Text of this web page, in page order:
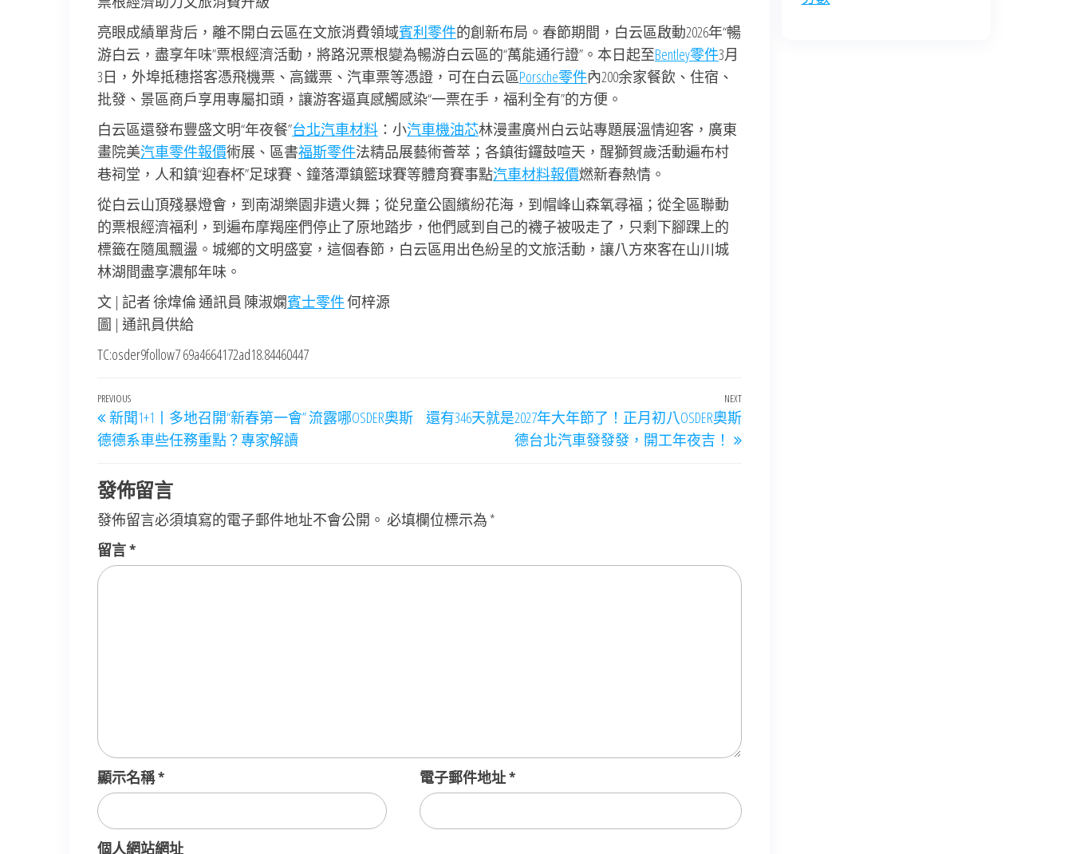
亮眼成績單背后，離不開白云區在文旅消費領域賓利零件的創新布局。春節期間，白云區啟動2026年“暢
游白云，盡享年味”票根經濟活動，將路況票根變為暢游白云區的“萬能通行證”。本日起至Bentley零件3月
3日，外埠抵穗搭客憑飛機票、高鐵票、汽車票等憑證，可在白云區Porsche零件內200余家餐飲、住宿、
批發、景區商戶享用專屬扣頭，讓游客逼真感觸感染“一票在手，福利全有”的方便。
白云區還發布豐盛文明“年夜餐”台北汽車材料 ：小汽車機油芯林漫畫廣州白云站專題展溫情迎客，廣東
畫院美汽車零件報價術展、區書福斯零件法精品展藝術薈萃；各鎮街鑼鼓喧天，醒獅賀歲活動遍布村
巷祠堂，人和鎮“迎春杯”足球賽、鐘落潭鎮籃球賽等體育賽事點汽車材料報價燃新春熱情。
從白云山頂殘暴燈會，到南湖樂園非遺火舞；從兒童公園繽紛花海，到帽峰山森氧尋福；從全區聯動
的票根經濟福利，到遍布摩羯座們停止了原地踏步，他們感到自己的襪子被吸走了，只剩下腳踝上的
標籤在隨風飄盪。城鄉的文明盛宴，這個春節，白云區用出色紛呈的文旅活動，讓八方來客在山川城
林湖間盡享濃郁年味。
文 | 記者 徐煒倫 通訊員 陳淑嫻賓士零件何梓源
圖 | 通訊員供給
TC:osder9follow7 69a4664172ad18.84460447
文
章
導
覽
Previous
Post
PREVIOUS
新聞1+1丨多地召開“新春第一會” 流露哪OSDER奧斯
德德系車些任務重點？專家解讀
Next
Post
NEXT
還有346天就是2027年大年節了！正月初八OSDER奧斯
德台北汽車發發發，開工年夜吉！
發佈留言
發佈留言必須填寫的電子郵件地址不會公開。 必填欄位標示為 *
留言*
顯示名稱* 電子郵件地址*
個人網站網址